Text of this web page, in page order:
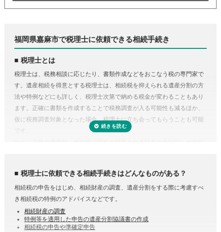
福岡県嘉麻市で税理士に依頼できる相続手続き
税理士とは
税理士は、税務相談に応じたり、書類作成などをおこなう税の専門家で
す。遺産相続を得意とする税理士は、相続税を抑えられる遺産分割の方
法や特例などにも詳しく、税理士次第で納める税金が変わることもあり
ます。正確に書類を作成することで税務調査が入る可能性も減るほか、
仮に税務調査対象となった場合、税理士に立ち会ってもらうことも可能
です。
税理士に依頼できる相続手続きはどんなものがある？
相続税の申告をはじめ、相続財産の調査、遺産分割をする際に考慮すべ
き相続税の特例のアドバイスなどです。
相続財産の調査
特例等を適用した申告の遺産分割協議書の作成
相続税の申告や準確定申告